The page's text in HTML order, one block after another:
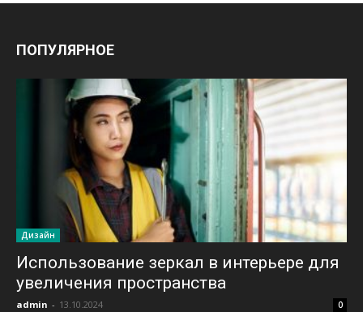
ПОПУЛЯРНОЕ
Дизайн
Использование зеркал в интерьере для
увеличения пространства
admin - 13.10.2024 0